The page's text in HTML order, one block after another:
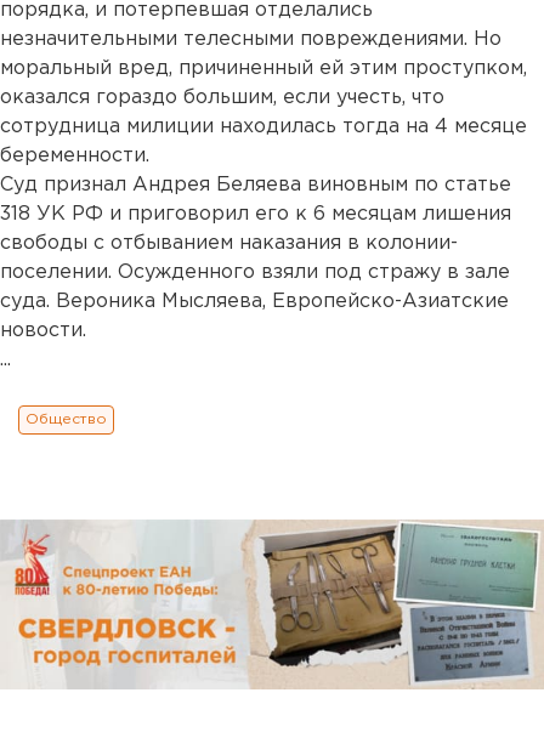
порядка, и потерпевшая отделались
незначительными телесными повреждениями. Но
моральный вред, причиненный ей этим проступком,
оказался гораздо большим, если учесть, что
сотрудница милиции находилась тогда на 4 месяце
беременности.
Суд признал Андрея Беляева виновным по статье
318 УК РФ и приговорил его к 6 месяцам лишения
свободы с отбыванием наказания в колонии-
поселении. Осужденного взяли под стражу в зале
суда. Вероника Мысляева, Европейско-Азиатские
новости.
...
Общество